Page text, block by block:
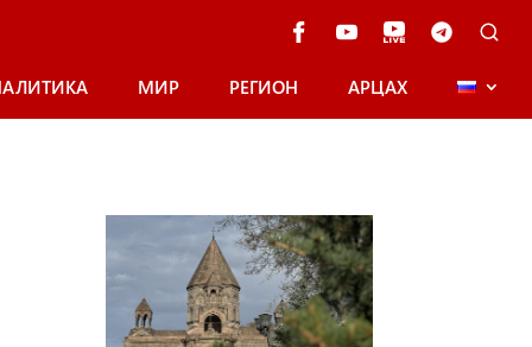
МИР РЕГИОН АРЦАХ